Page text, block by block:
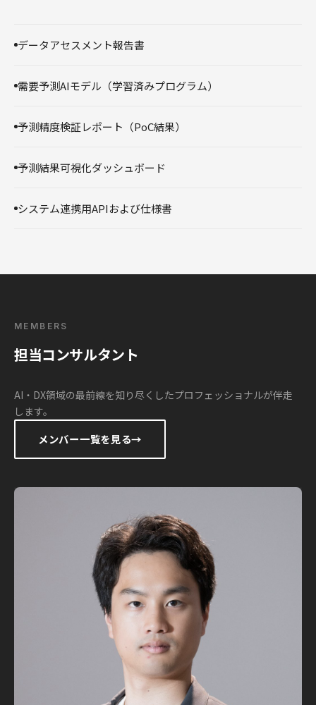
データアセスメント報告書
需要予測AIモデル（学習済みプログラム）
予測精度検証レポート（PoC結果）
予測結果可視化ダッシュボード
システム連携用APIおよび仕様書
MEMBERS
担当コンサルタント
AI・DX領域の最前線を知り尽くしたプロフェッショナルが伴走
します。
メンバー一覧を見る